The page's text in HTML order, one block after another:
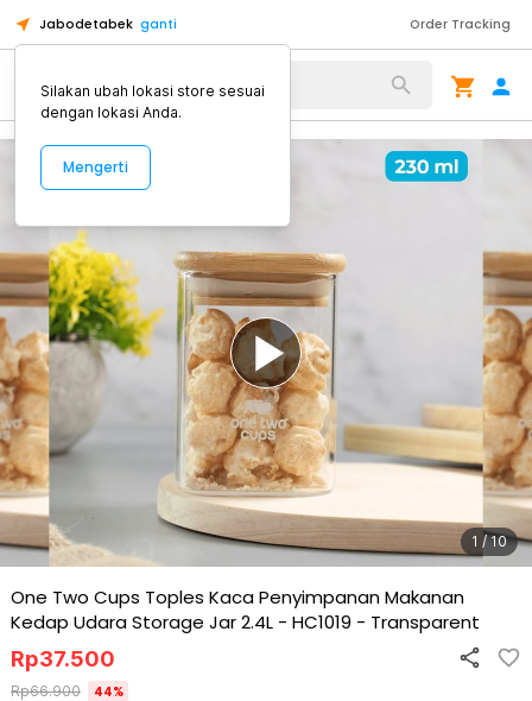
Jabodetabek ganti Order Tracking
Alat Kopi
1 / 10
One Two Cups Toples Kaca Penyimpanan Makanan
Kedap Udara Storage Jar 2.4L - HC1019 - Transparent
Rp37.500
Rp66.900 44%
Silakan ubah lokasi store sesuai
dengan lokasi Anda.
Mengerti